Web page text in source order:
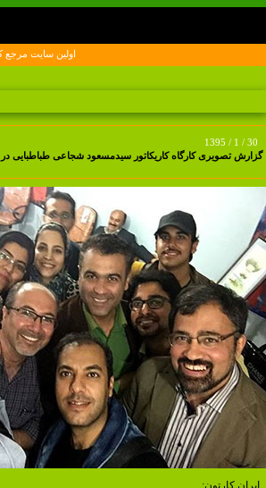
اولين سايت مرجع کارتون و
1395 / 1 / 30
گزارش تصویری کارگاه کاریکاتور سیدمسعود شجاعی طباطبایی
ایران کارتون: